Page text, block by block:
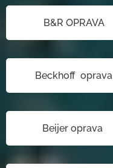
B&R OPRAVA
Beckhoff oprava
Beijer oprava